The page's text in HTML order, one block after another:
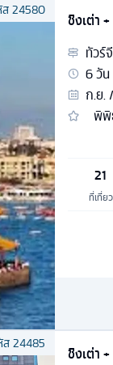
24580
ชิงเต่า
ทัวร์
6วัน
ก.ย.
พิพิ
21
ที่เที่ยว
ส24485
ชิงเต่า